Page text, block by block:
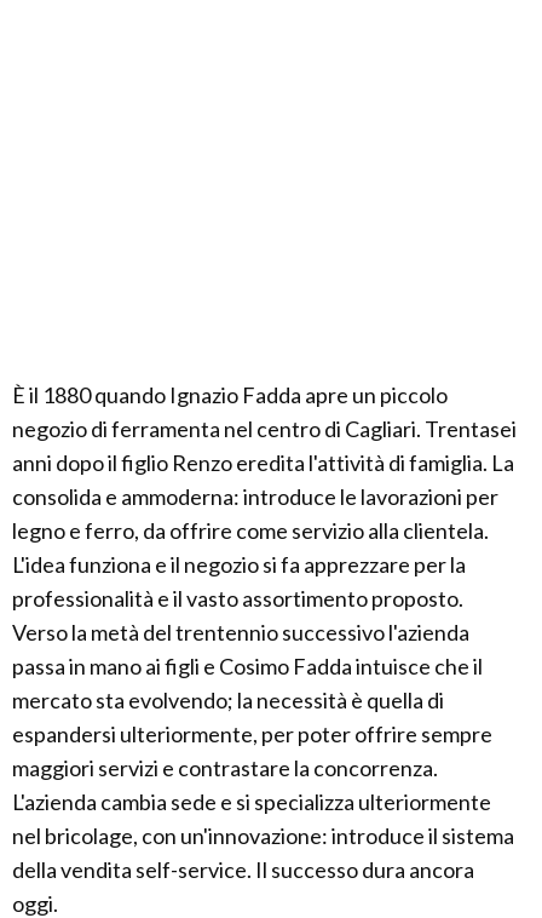
È il 1880 quando Ignazio Fadda apre un piccolo
negozio di ferramenta nel centro di Cagliari. Trentasei
anni dopo il figlio Renzo eredita l'attività di famiglia. La
consolida e ammoderna: introduce le lavorazioni per
legno e ferro, da offrire come servizio alla clientela.
L'idea funziona e il negozio si fa apprezzare per la
professionalità e il vasto assortimento proposto.
Verso la metà del trentennio successivo l'azienda
passa in mano ai figli e Cosimo Fadda intuisce che il
mercato sta evolvendo; la necessità è quella di
espandersi ulteriormente, per poter offrire sempre
maggiori servizi e contrastare la concorrenza.
L'azienda cambia sede e si specializza ulteriormente
nel bricolage, con un'innovazione: introduce il sistema
della vendita self-service. Il successo dura ancora
oggi.